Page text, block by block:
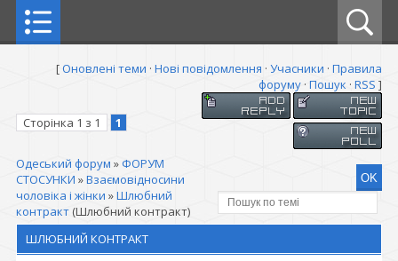
[Оновлені теми · Нові повідомлення · Учасники · Правила
форуму · Пошук · RSS ]
Сторінка 1 з 1 1
Одеський форум » ФОРУМ
СТОСУНКИ »Взаємовідносини
чоловіка і жінки »Шлюбний
контракт(Шлюбний контракт)
ШЛЮБНИЙ КОНТРАКТ